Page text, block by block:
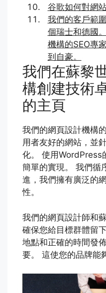
谷歌如何對網
我們的客戶範
個瑞士和德國
機構的SEO專
到自豪。
我們在蘇黎
構創建技術
的主頁
我們的網頁設計機構
用者友好的網站，並
化。 使用WordPress
簡單的實現。 我們循
進，我們擁有廣泛的
性。
我們的網頁設計師和
確保您給目標群體留
地點和正確的時間發
要。 這使您的品牌能